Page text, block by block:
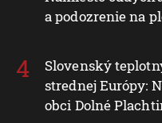
a podozrenie na
Slovenský
strednej Európy:
obci Dolné